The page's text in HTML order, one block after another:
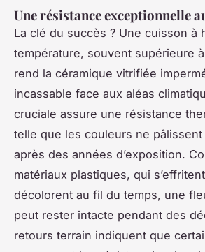
Une résistance exceptionnelle
La clé du succès ? Une cuisson à
température, souvent supérieure à
rend la céramique vitrifiée
incassable face aux aléas
cruciale assure une résistance
telle que les couleurs ne pâlissent
après des années d’exposition.
matériaux plastiques, qui
décolorent au fil du temps, une
peut rester intacte pendant des
retours terrain indiquent que